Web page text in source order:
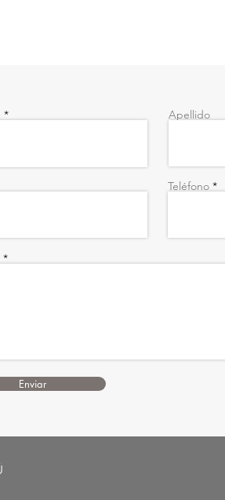
Apellido
Teléfono
Enviar